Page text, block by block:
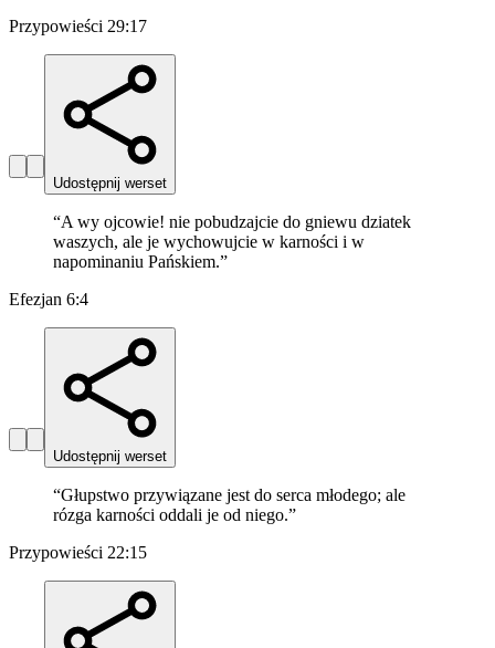
Przypowieści 29:17
Udostępnij werset
“A wy ojcowie! nie pobudzajcie do gniewu dziatek
waszych, ale je wychowujcie w karności i w
napominaniu Pańskiem.”
Efezjan 6:4
Udostępnij werset
“Głupstwo przywiązane jest do serca młodego; ale
rózga karności oddali je od niego.”
Przypowieści 22:15